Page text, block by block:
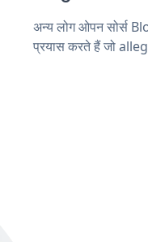
अन्य लोग ओपन सोर्स
प्रयास करते हैं जो